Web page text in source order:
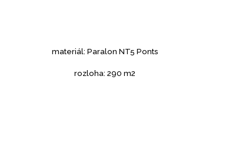
materiál: Paralon NT5 Ponts
rozloha: 290 m2